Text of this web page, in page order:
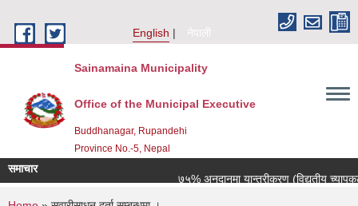
English
नेपाली
Sainamaina Municipality
Office of the Municipal Executive
Buddhanagar, Rupandehi
Province No.-5, Nepal
समाचार
७५% अनुदानमा यान्त्रीकरण (विद्युतीय